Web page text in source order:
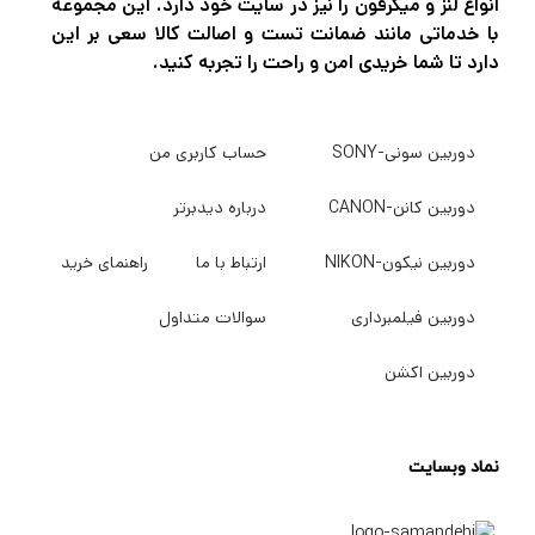
را ارائه دهد. شکل کوچک و متحرک فول فریم E-
mount آن را به یکی از کوچک‌ترین دوربین‌ها با
کادربندی خودکار مبتنی بر هوش مصنوعی، کمک
فوکوس خودکار، چندین گزینه میکروفون، پخش
بیشتر.
فیلمبرداری را تجربه کنید نیاز به دوربین‌های
با خدماتی مانند ضمانت تست و اصالت کالا سعی بر این
دارد تا شما خریدی امن و راحت را تجربه کنید.
دوربین سونی-SONY
دوربین کانن-CANON
دوربین نیکون-NIKON
دوربین فیلمبرداری
دوربین اکشن
حساب کاربری من
درباره دیدبرتر
ارتباط با ما راهنمای خرید
سوالات متداول
نماد وبسایت